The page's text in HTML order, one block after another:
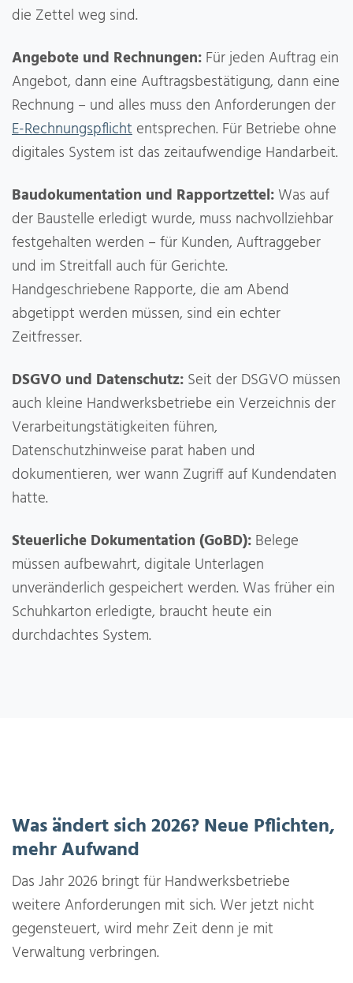
die Zettel weg sind.
Angebote und Rechnungen: Für jeden Auftrag ein
Angebot, dann eine Auftragsbestätigung, dann eine
Rechnung – und alles muss den Anforderungen der
E-Rechnungspflicht entsprechen. Für Betriebe ohne
digitales System ist das zeitaufwendige Handarbeit.
Baudokumentation und Rapportzettel: Was auf
der Baustelle erledigt wurde, muss nachvollziehbar
festgehalten werden – für Kunden, Auftraggeber
und im Streitfall auch für Gerichte.
Handgeschriebene Rapporte, die am Abend
abgetippt werden müssen, sind ein echter
Zeitfresser.
DSGVO und Datenschutz: Seit der DSGVO müssen
auch kleine Handwerksbetriebe ein Verzeichnis der
Verarbeitungstätigkeiten führen,
Datenschutzhinweise parat haben und
dokumentieren, wer wann Zugriff auf Kundendaten
hatte.
Steuerliche Dokumentation (GoBD): Belege
müssen aufbewahrt, digitale Unterlagen
unveränderlich gespeichert werden. Was früher ein
Schuhkarton erledigte, braucht heute ein
durchdachtes System.
Was ändert sich 2026? Neue Pflichten,
mehr Aufwand
Das Jahr 2026 bringt für Handwerksbetriebe
weitere Anforderungen mit sich. Wer jetzt nicht
gegensteuert, wird mehr Zeit denn je mit
Verwaltung verbringen.